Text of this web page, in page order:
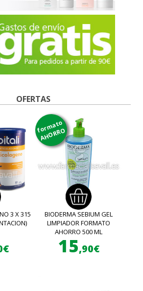
OFERTAS
3 X 315
formato
AHORRO
BIODERMA SEBIUM GEL
LIMPIADOR FORMATO
AHORRO 500 ML
15,90€